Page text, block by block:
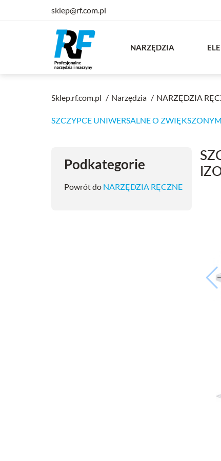
sklep@rf.com.pl
NARZĘDZIA
Sklep.rf.com.pl Narzędzia NARZĘDZIA
SZCZYPCE UNIWERSALNE O
Podkategorie
Powrót do NARZĘDZIA RĘCZNE